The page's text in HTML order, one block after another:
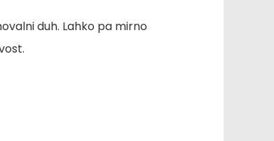
duh. Lahko pa mirno